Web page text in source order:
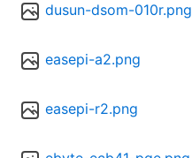
dusun-dsom-010r.png
easepi-a2.png
easepi-r2.png